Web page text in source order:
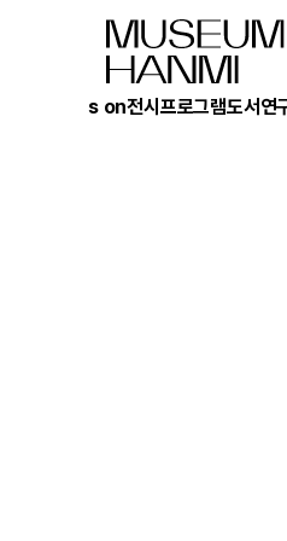
What's on전시 프로그램도서 연